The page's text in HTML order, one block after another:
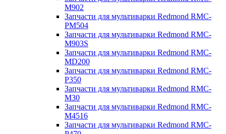
M902
Запчасти для мультиварки Redmond RMC-
PM504
Запчасти для мультиварки Redmond RMC-
M903S
Запчасти для мультиварки Redmond RMC-
MD200
Запчасти для мультиварки Redmond RMC-
P350
Запчасти для мультиварки Redmond RMC-
M30
Запчасти для мультиварки Redmond RMC-
M4516
Запчасти для мультиварки Redmond RMC-